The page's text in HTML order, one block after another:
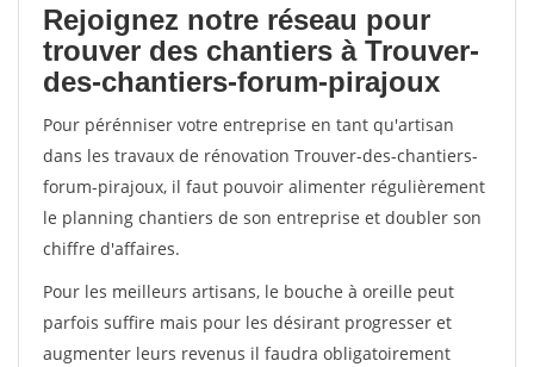
Rejoignez notre réseau pour
trouver des chantiers à Trouver-
des-chantiers-forum-pirajoux
Pour pérénniser votre entreprise en tant qu'artisan
dans les travaux de rénovation Trouver-des-chantiers-
forum-pirajoux, il faut pouvoir alimenter régulièrement
le planning chantiers de son entreprise et doubler son
chiffre d'affaires.
Pour les meilleurs artisans, le bouche à oreille peut
parfois suffire mais pour les désirant progresser et
augmenter leurs revenus il faudra obligatoirement